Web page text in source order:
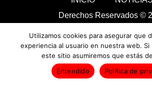
Derechos Reservados ©
Utilizamos cookies para asegurar que
experiencia al usuario en nuestra web. Si
este sitio asumiremos que estás
Entendido
Política de